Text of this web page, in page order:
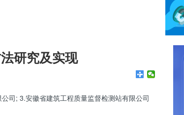
研究及实现
司; 3.安徽省建筑工程质量监督检测站有限公司